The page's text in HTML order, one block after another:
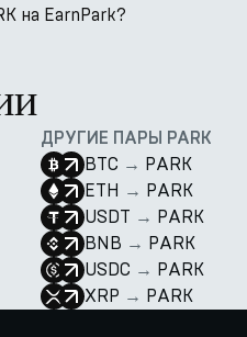
на EarnPark?
ДРУГИЕ ПАРЫ PARK
BTC → PARK
ETH → PARK
USDT → PARK
BNB → PARK
USDC → PARK
XRP → PARK